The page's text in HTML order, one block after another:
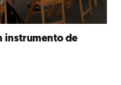
instrumento de